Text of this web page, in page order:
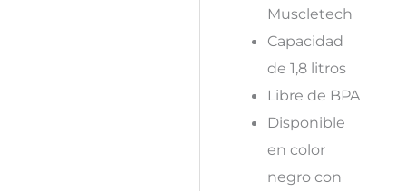
Muscletech
Capacidad
de 1,8 litros
Libre de BPA
Disponible
en color
negro con